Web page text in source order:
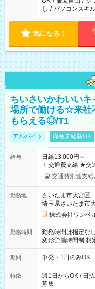
し / パソコンスキ
気になる！
ちいさいかわいい
場所で働ける☆来社
もらえる◎/T1
アルバイト 職種未経験OK
給与
日給13,000円～
＋交通費支給 ★交通費全額支給！ ┗案件により規定あり ★日払
いOK！（規定あ
ンビニATMから 日払い
交通費別途支給
勤務地
さいたま市大宮区
埼玉県さいたま市
株式会社ワンベ
勤務時間
勤務時間は指定なし
変形労働時間制 想定労働時
～21：00
期間 単発・1日のみOK
特徴
週1日からOK / 日
募集